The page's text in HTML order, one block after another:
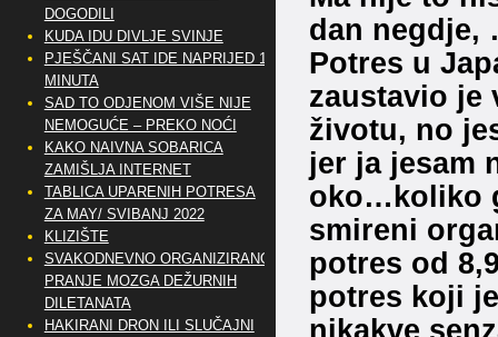
dan
Potres u
zaustavio je
životu, no
jer ja jesam
oko…koliko
smireni
potres od
potres koji
nikakve
DOGODILI
KUDA IDU DIVLJE SVINJE
PJEŠČANI SAT IDE NAPRIJED 10
MINUTA
SAD TO ODJENOM VIŠE NIJE
NEMOGUĆE – PREKO NOĆI
KAKO NAIVNA SOBARICA
ZAMIŠLJA INTERNET
TABLICA UPARENIH POTRESA
ZA MAY/ SVIBANJ 2022
KLIZIŠTE
SVAKODNEVNO ORGANIZIRANO
PRANJE MOZGA DEŽURNIH
DILETANATA
HAKIRANI DRON ILI SLUČAJNI